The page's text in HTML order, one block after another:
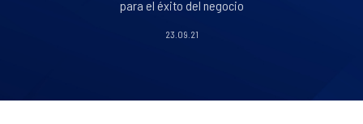
para el éxito del negocio
23.09.21